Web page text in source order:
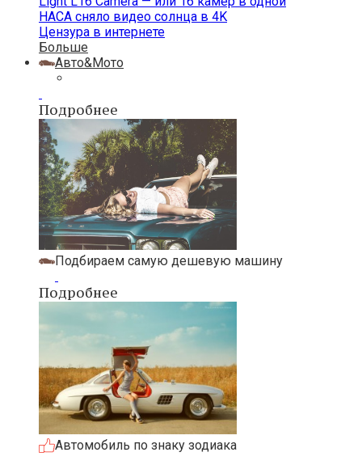
НАСА сняло видео солнца в 4K
Цензура в интернете
Больше
Авто&Мото
Подробнее
Подбираем самую дешевую машину
Подробнее
Автомобиль по знаку зодиака